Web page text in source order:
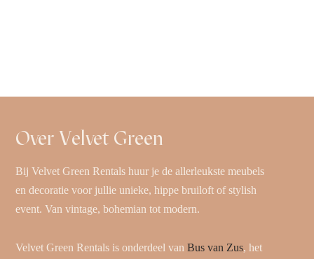
Over Velvet Green
Bij Velvet Green Rentals huur je de allerleukste meubels
en decoratie voor jullie unieke, hippe bruiloft of stylish
event. Van vintage, bohemian tot modern.
Velvet Green Rentals is onderdeel vanBus van Zus, het